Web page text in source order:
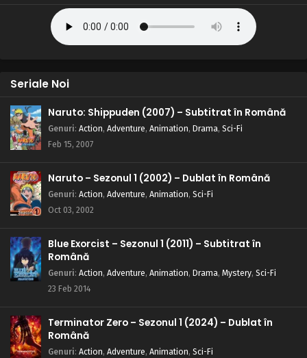
Seriale Noi
Naruto: Shippuden (2007) – Subtitrat în Română
Genuri: Action, Adventure, Animation, Drama, Sci-Fi
Feb 15, 2007
Naruto – Sezonul 1 (2002) – Dublat în Română
Genuri: Action, Adventure, Animation, Sci-Fi
Oct 03, 2002
Blue Exorcist – Sezonul 1 (2011) – Subtitrat în
Română
Genuri: Action, Adventure, Animation, Drama, Mystery, Sci-Fi
23 Feb 2014
Terminator Zero – Sezonul 1 (2024) – Dublat în
Română
Genuri: Action, Adventure, Animation, Sci-Fi